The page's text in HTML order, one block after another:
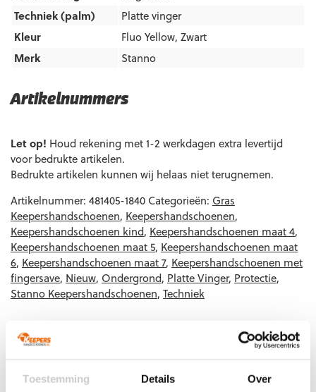
Toestemming Details Over
Artikelnummers
Let op! Houd rekening met 1-2 werkdagen extra levertijd
voor bedrukte artikelen.
Bedrukte artikelen kunnen wij helaas niet terugnemen.
Artikelnummer: 481405-1840 Categorieën: Gras
Keepershandschoenen, Keepershandschoenen,
Keepershandschoenen kind, Keepershandschoenen maat 4,
Keepershandschoenen maat 5, Keepershandschoenen maat
6, Keepershandschoenen maat 7, Keepershandschoenen met
fingersave, Nieuw, Ondergrond, Platte Vinger, Protectie,
Stanno Keepershandschoenen, Techniek
Techniek (palm)
Platte vinger
Kleur
Fluo Yellow, Zwart
Merk
Stanno